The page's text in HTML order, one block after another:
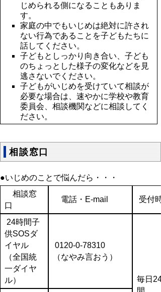
じめられる側になることもありま
す。
家庭の中でもいじめは絶対に許され
ない行為であることを子どもたちに
話してください。
子どもとしっかり向き合い、子ども
のちょっとした様子の変化などを見
逃さないでください。
子どもがいじめを受けていて相談が
必要な場合は、速やかに学校や教育
委員会、相談機関などに相談してく
ださい。
相談窓口
●いじめのことで悩んだら・・・
相談窓
口
電話・E-mail 受付
24時間子
供SOSダ
イヤル
（全国統
一ダイヤ
ル）
0120-0-78310
（なやみ言おう）
毎日24